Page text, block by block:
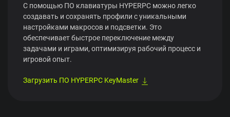
С помощью ПО клавиатуры HYPERPC можно легко
создавать и сохранять профили с уникальными
настройками макросов и подсветки. Это
обеспечивает быстрое переключение между
задачами и играми, оптимизируя рабочий процесс и
игровой опыт.
Загрузить ПО HYPERPC KeyMaster